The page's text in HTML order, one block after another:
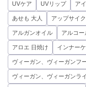
UVケア UVリップ ア
あせも 大人 アップサイ
アルガンオイル アルコー
アロエ 日焼け インナー
ヴィーガン、ヴィーガンフ
ヴィーガン、ヴィーガンラ